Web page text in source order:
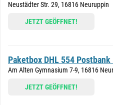
Neustädter Str. 29, 16816 Neuruppin
JETZT GEÖFFNET!
Paketbox DHL 554
Am Alten Gymnasium 7-9, 16816
JETZT GEÖFFNET!